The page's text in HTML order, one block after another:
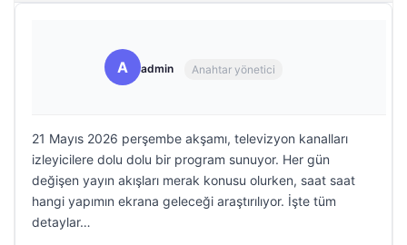
A admin Anahtar yönetici
21 Mayıs 2026 perşembe akşamı, televizyon kanalları
izleyicilere dolu dolu bir program sunuyor. Her gün
değişen yayın akışları merak konusu olurken, saat saat
hangi yapımın ekrana geleceği araştırılıyor. İşte tüm
detaylar…